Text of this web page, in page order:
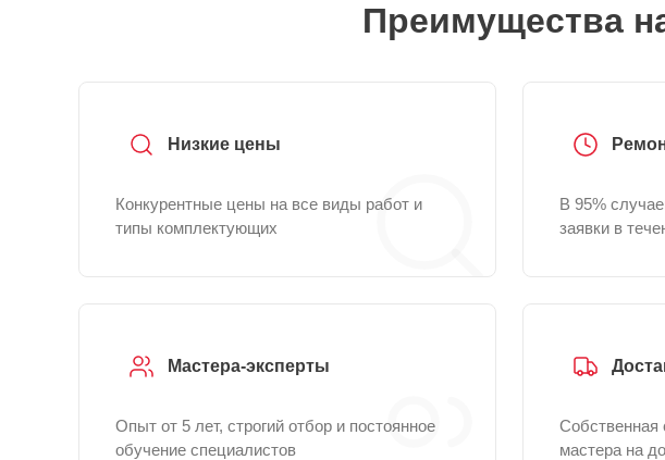
Преимущества
Низкие цены
Конкурентные цены на все виды работ и
типы комплектующих
В 95%
заявки в
Мастера-эксперты
Опыт от 5 лет, строгий отбор и постоянное
обучение специалистов
Собственная
мастера на